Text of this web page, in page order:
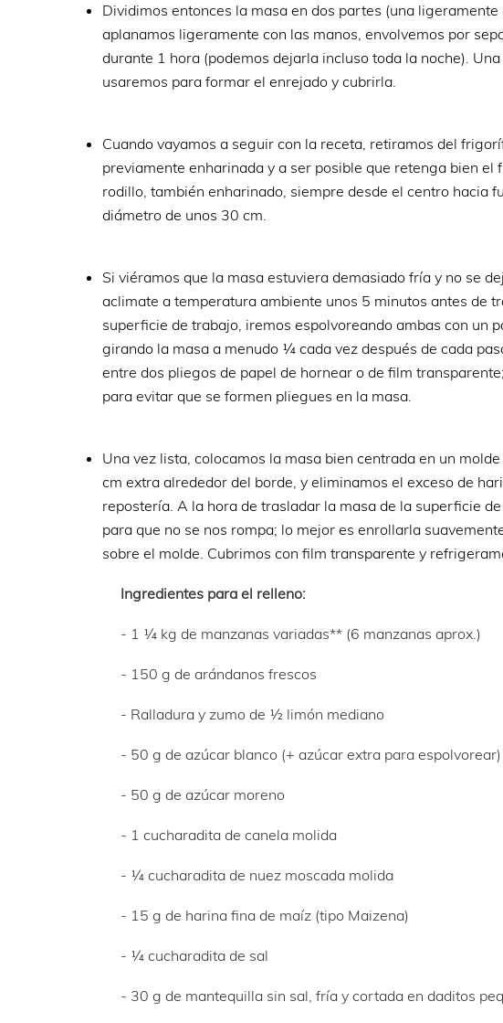
Dividimos entonces la masa en dos partes (una
aplanamos ligeramente con las manos, envolvemos por
durante 1 hora (podemos dejarla incluso toda la noche).
usaremos para formar el enrejado y cubrirla.
Cuando vayamos a seguir con la receta, retiramos del
previamente enharinada y a ser posible que retenga bien
rodillo, también enharinado, siempre desde el centro hacia
diámetro de unos 30 cm.
Si viéramos que la masa estuviera demasiado fría y no se
aclimate a temperatura ambiente unos 5 minutos antes de
superficie de trabajo, iremos espolvoreando ambas con un
girando la masa a menudo ¼ cada vez después de cada
entre dos pliegos de papel de hornear o de film
para evitar que se formen pliegues en la masa.
Una vez lista, colocamos la masa bien centrada en un
cm extra alrededor del borde, y eliminamos el exceso de
repostería. A la hora de trasladar la masa de la superficie
para que no se nos rompa; lo mejor es enrollarla
sobre el molde. Cubrimos con film transparente y
Ingredientes para el relleno:
- 1 ¼ kg de manzanas variadas** (6 manzanas aprox.)
- 150 g de arándanos frescos
- Ralladura y zumo de ½ limón mediano
- 50 g de azúcar blanco (+ azúcar extra para espolvorear)
- 50 g de azúcar moreno
- 1 cucharadita de canela molida
- ¼ cucharadita de nuez moscada molida
- 15 g de harina fina de maíz (tipo Maizena)
- ¼ cucharadita de sal
- 30 g de mantequilla sin sal, fría y cortada en daditos